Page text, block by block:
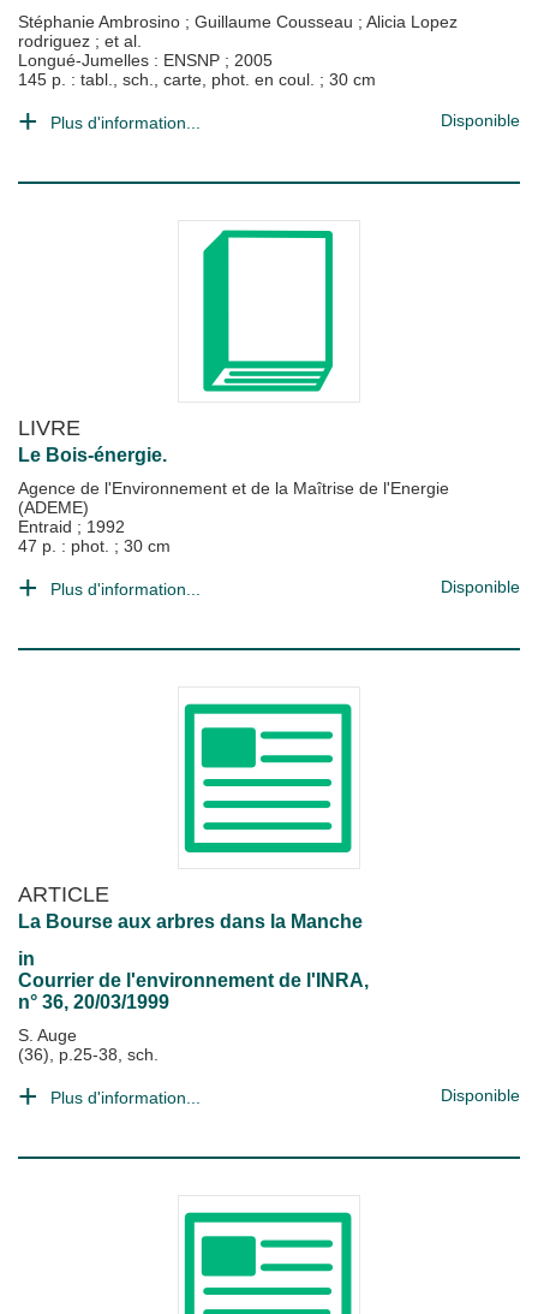
Stéphanie Ambrosino ; Guillaume Cousseau ; Alicia Lopez
rodriguez ; et al.
Longué-Jumelles : ENSNP ; 2005
145 p. : tabl., sch., carte, phot. en coul. ; 30 cm
Plus d'information... Disponible
LIVRE
Le Bois-énergie.
Agence de l'Environnement et de la Maîtrise de l'Energie
(ADEME)
Entraid ; 1992
47 p. : phot. ; 30 cm
Plus d'information... Disponible
ARTICLE
La Bourse aux arbres dans la Manche
in
Courrier de l'environnement de l'INRA,
n° 36, 20/03/1999
S. Auge
(36), p.25-38, sch.
Plus d'information... Disponible